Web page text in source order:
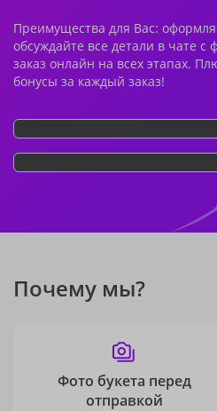
Преимущества для Вас:
обсуждайте все детали в чате с
заказ онлайн на всех этапах.
бонусы за каждый заказ!
Почему мы?
Фото букета перед
отправкой